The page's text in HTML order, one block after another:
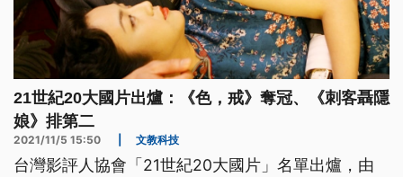
21世紀20大國片出爐：《色，戒》奪冠、《刺客聶隱
娘》排第二
2021/11/5 15:50 文教科技
台灣影評人協會「21世紀20大國片」名單出爐，由